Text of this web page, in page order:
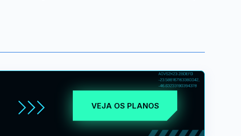
VEJA OS PLANOS